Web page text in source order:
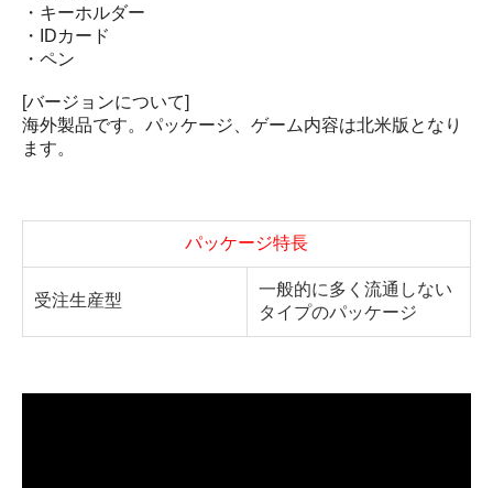
・キーホルダー
・IDカード
・ペン
[バージョンについて]
海外製品です。パッケージ、ゲーム内容は北米版となり
ます。
パッケージ特長
受注生産型
一般的に多く流通しない
タイプのパッケージ